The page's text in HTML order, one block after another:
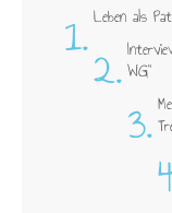
1. Leben als
2. WG"
3.